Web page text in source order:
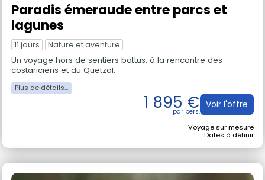
Paradis émeraude entre parcs et
lagunes
11 jours Nature et aventure
Un voyage hors de sentiers battus, à la rencontre des
costariciens et du Quetzal.
1 895 € Voir l'offre
Voyage sur mesure
Dates à définir